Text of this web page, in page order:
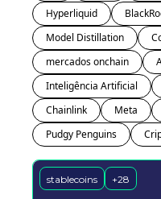
Hyperliquid
Model Distillation
mercados onchain
Inteligência Artificial
Chainlink
Meta
Pudgy Penguins
stablecoins +28